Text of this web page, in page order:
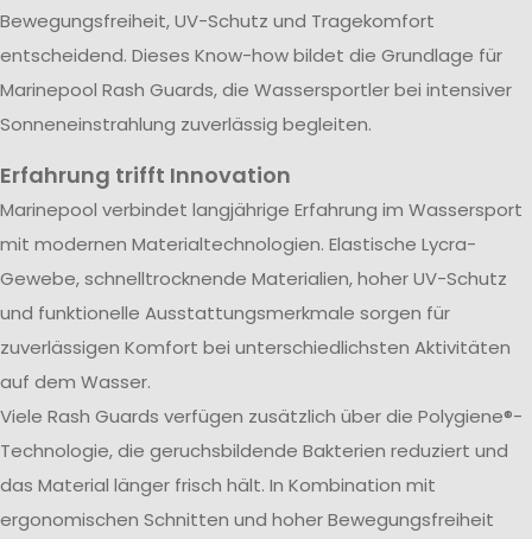
Bewegungsfreiheit, UV-Schutz und Tragekomfort
entscheidend. Dieses Know-how bildet die Grundlage für
Marinepool Rash Guards, die Wassersportler bei intensiver
Sonneneinstrahlung zuverlässig begleiten.
Erfahrung trifft Innovation
Marinepool verbindet langjährige Erfahrung im Wassersport
mit modernen Materialtechnologien. Elastische Lycra-
Gewebe, schnelltrocknende Materialien, hoher UV-Schutz
und funktionelle Ausstattungsmerkmale sorgen für
zuverlässigen Komfort bei unterschiedlichsten Aktivitäten
auf dem Wasser.
Viele Rash Guards verfügen zusätzlich über die Polygiene®-
Technologie, die geruchsbildende Bakterien reduziert und
das Material länger frisch hält. In Kombination mit
ergonomischen Schnitten und hoher Bewegungsfreiheit